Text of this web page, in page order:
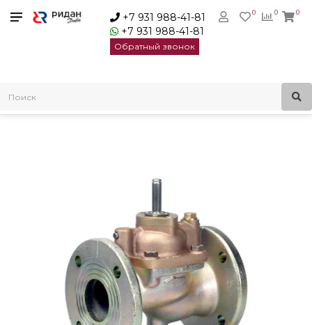
+7 931 988-41-81
+7 931 988-41-81
Обратный звонок
0
0 0
Электромагнитные клапаны
закрытый Ду15 1/2 В | 032U8500